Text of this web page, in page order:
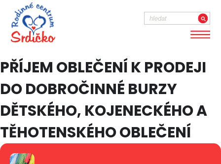
PŘÍJEM OBLEČENÍ K PRODEJI
DO DOBROČINNÉ BURZY
DĚTSKÉHO, KOJENECKÉHO A
TĚHOTENSKÉHO OBLEČENÍ